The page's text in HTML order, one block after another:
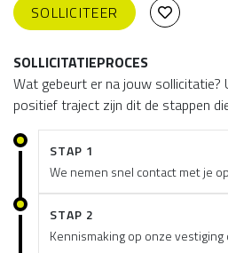
SOLLICITEER
SOLLICITATIEPROCES
Wat gebeurt er na jouw sollicitatie?
positief traject zijn dit de stappen
STAP 1
We nemen snel contact met je op
STAP 2
Kennismaking op onze vestiging